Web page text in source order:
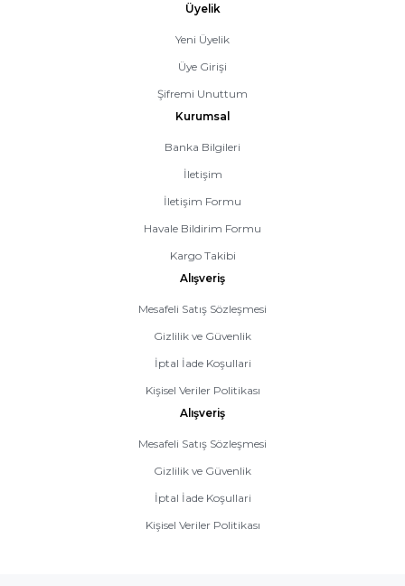
Üyelik
Yeni Üyelik
Üye Girişi
Şifremi Unuttum
Kurumsal
Banka Bilgileri
İletişim
İletişim Formu
Havale Bildirim Formu
Kargo Takibi
Alışveriş
Mesafeli Satış Sözleşmesi
Gizlilik ve Güvenlik
İptal İade Koşullari
Kişisel Veriler Politikası
Alışveriş
Mesafeli Satış Sözleşmesi
Gizlilik ve Güvenlik
İptal İade Koşullari
Kişisel Veriler Politikası